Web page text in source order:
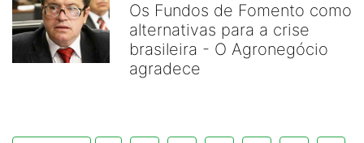
Os Fundos de Fomento como
alternativas para a crise
brasileira - O Agronegócio
agradece